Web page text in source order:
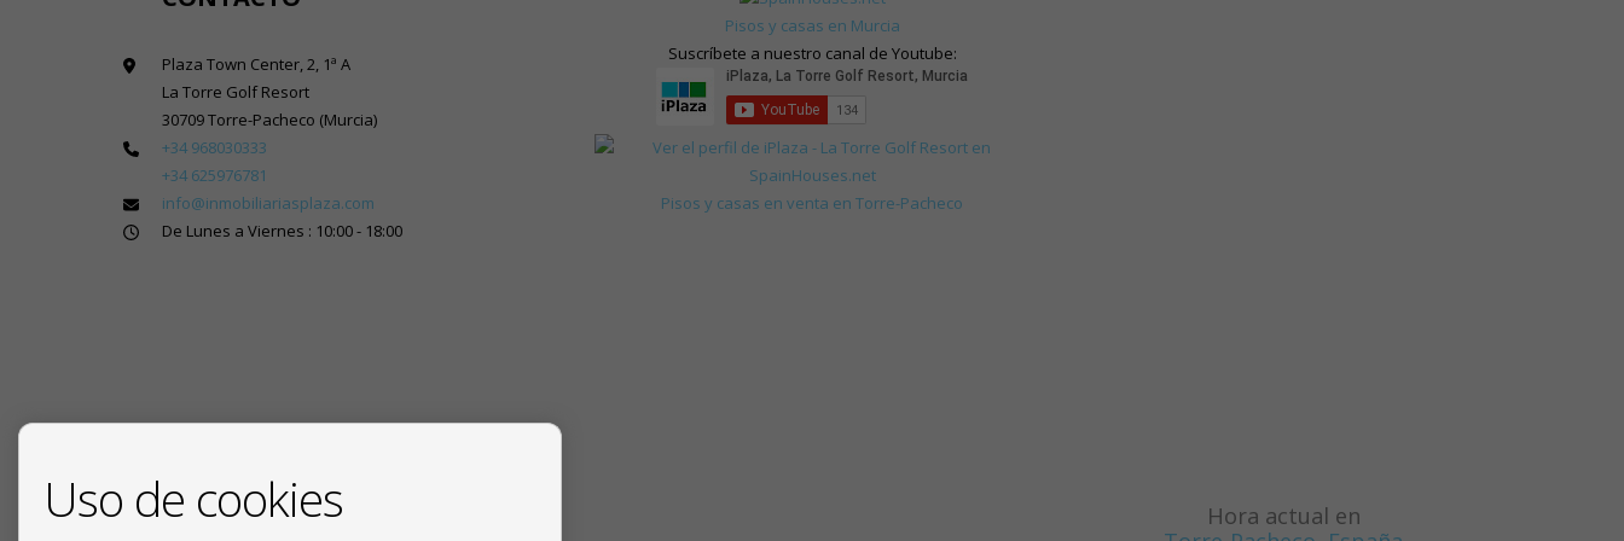
Plaza Town Center, 2, 1ª A
La Torre Golf Resort
30709 Torre-Pacheco (Murcia)
+34 968030333
+34 625976781
info@inmobiliariasplaza.com
De Lunes a Viernes : 10:00 - 18:00
Pisos y casas en Murcia
Suscríbete a nuestro canal de Youtube:
Pisos y casas en venta en Torre-Pacheco
Hora actual en
Uso de cookies